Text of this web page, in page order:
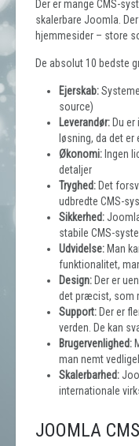
Der er mange CMS-
skalerbare Joomla.
hjemmesider – store
De absolut 10 bedste
Ejerskab:
source)
Leverandør: Du
løsning, da det
Økonomi: Ingen
detaljer
Tryghed: Det
udbredte CMS-
Sikkerhed:
stabile CMS-
Udvidelse: Man
funktionalitet,
Design: Der er
det præcist, som
Support: Der er
verden. De kan
Brugervenlighed:
man nemt
Skalerbarhed:
internationale
JOOMLA